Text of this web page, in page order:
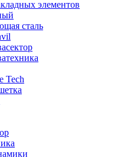
элементов
сталь
Tech